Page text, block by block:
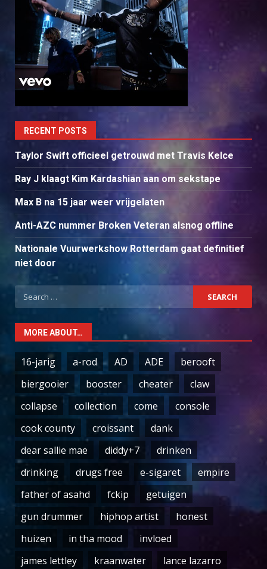
RECENT POSTS
Taylor Swift officieel getrouwd met Travis Kelce
Ray J klaagt Kim Kardashian aan om sekstape
Max B na 15 jaar weer vrijgelaten
Anti-AZC nummer Broken Veteran alsnog offline
Nationale Vuurwerkshow Rotterdam gaat definitief
niet door
Search
for:
MORE ABOUT…
16-jarig a-rod AD ADE
berooft
biergooier
booster cheater
claw
collapse
collection come
console
cook county
croissant
dank
dear sallie mae
diddy+7
drinken
drinking
drugs free e-sigaret
empire
father of asahd
fckip
getuigen
gun drummer
hiphop artist
honest
huizen
in tha mood
invloed
james lettley
kraanwater lance lazarro